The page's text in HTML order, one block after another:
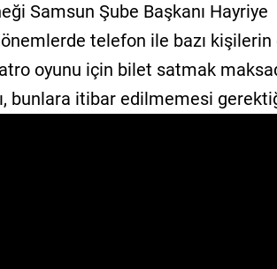
Samsun Şube Başkanı Hayriye
telefon ile bazı
oyunu için bilet satmak
bunlara itibar edilmemesi